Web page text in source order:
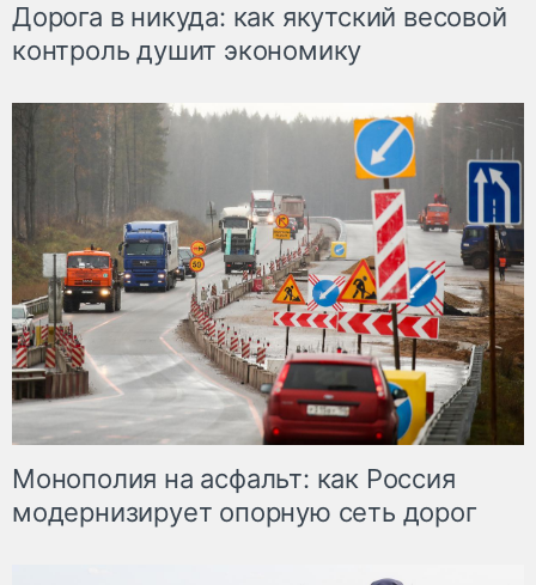
Дорога в никуда: как якутский весовой
контроль душит экономику
Монополия на асфальт: как Россия
модернизирует опорную сеть дорог